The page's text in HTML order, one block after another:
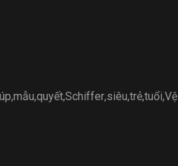
,mẫu,quyết,Schiffer,siêu,trẻ,tuổi,Vệ